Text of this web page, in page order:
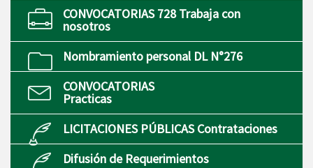
CONVOCATORIAS 728 Trabaja con
nosotros
Nombramiento personal DL N°276
CONVOCATORIAS
Practicas
LICITACIONES PÚBLICAS Contrataciones
Difusión de Requerimientos